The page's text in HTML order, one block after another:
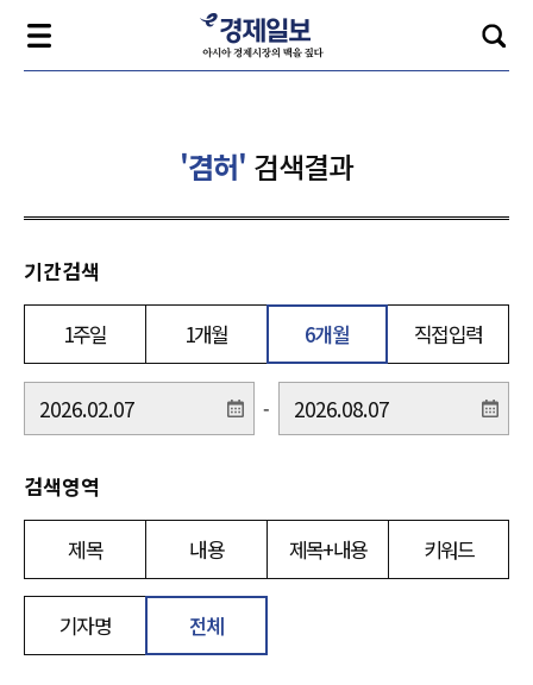
'겸허' 검색결과
기간검색
1주일 1개월 6개월 직접입력
-
검색영역
제목 내용 제목+내용 키워드
기자명 전체